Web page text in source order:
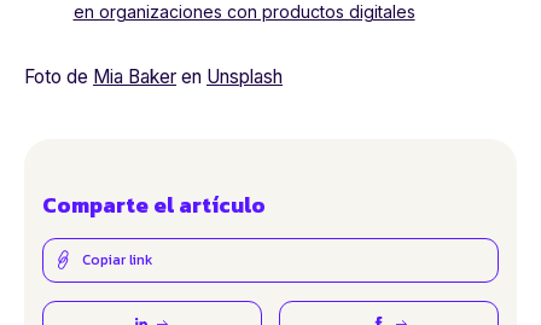
en organizaciones con productos digitales
Foto de Mia Baker en Unsplash
Comparte el artículo
Copiar link